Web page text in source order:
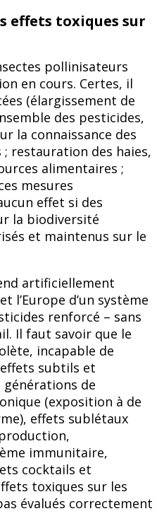
effets toxiques sur
pollinisateurs
en cours. Certes, il
(élargissement de
des pesticides,
la connaissance des
restauration des haies,
alimentaires ;
mesures
effet si des
la biodiversité
et maintenus sur le
artificiellement
l’Europe d’un système
renforcé – sans
Il faut savoir que le
incapable de
subtils et
générations de
(exposition à de
effets sublétaux
immunitaire,
cocktails et
toxiques sur les
évalués correctement